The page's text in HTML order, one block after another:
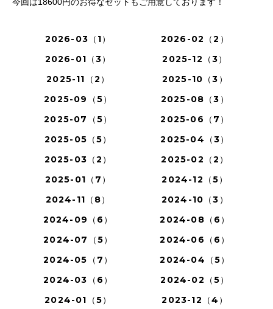
2026-03（1）
2026-02（2）
2026-01（3）
2025-12（3）
2025-11（2）
2025-10（3）
2025-09（5）
2025-08（3）
2025-07（5）
2025-06（7）
2025-05（5）
2025-04（3）
2025-03（2）
2025-02（2）
2025-01（7）
2024-12（5）
2024-11（8）
2024-10（3）
2024-09（6）
2024-08（6）
2024-07（5）
2024-06（6）
2024-05（7）
2024-04（5）
2024-03（6）
2024-02（5）
2024-01（5）
2023-12（4）